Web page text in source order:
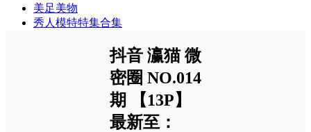
美足美物
秀人模特特集合集
抖音 瀛猫 微
密圈 NO.014
期 【13P】
最新至：